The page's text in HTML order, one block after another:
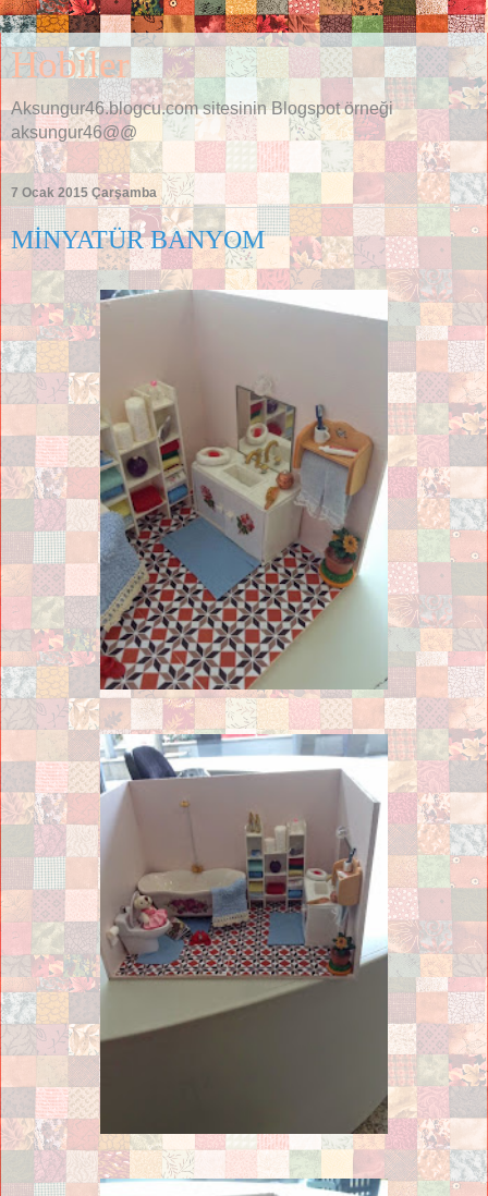
Hobiler
Aksungur46.blogcu.com sitesinin Blogspot örneği
aksungur46@@
7 Ocak 2015 Çarşamba
MİNYATÜR BANYOM